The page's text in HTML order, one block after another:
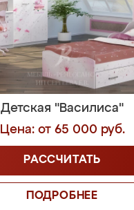
Детская "Василиса"
Цена: от 65 000 руб.
РАССЧИТАТЬ
ПОДРОБНЕЕ